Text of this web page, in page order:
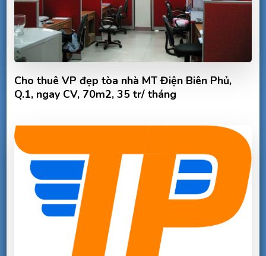
Cho thuê VP đẹp tòa nhà MT Điện Biên Phủ,
Q.1, ngay CV, 70m2, 35 tr/ tháng